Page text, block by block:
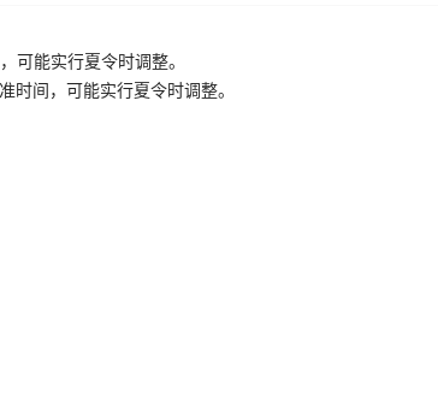
可能实行夏令时调整。
时间，可能实行夏令时调整。